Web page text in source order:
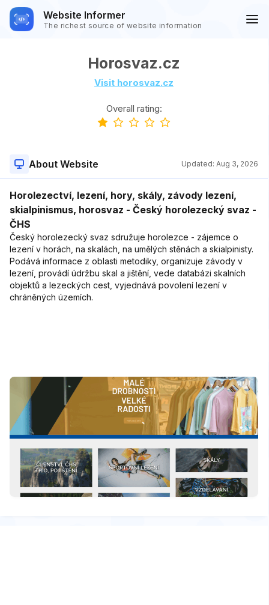
Website Informer
The richest source of website information
Horosvaz.cz
Visit horosvaz.cz
Overall rating:
About Website Updated: Aug 3, 2026
Horolezectví, lezení, hory, skály, závody lezení,
skialpinismus, horosvaz - Český horolezecký svaz -
ČHS
Český horolezecký svaz sdružuje horolezce - zájemce o
lezení v horách, na skalách, na umělých stěnách a skialpinisty.
Podává informace z oblasti metodiky, organizuje závody v
lezení, provádí údržbu skal a jištění, vede databázi skalních
objektů a lezeckých cest, vyjednává povolení lezení v
chráněných územích.